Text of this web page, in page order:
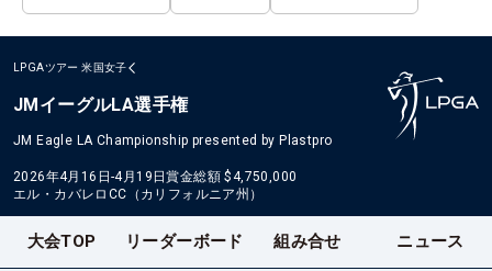
LPGAツアー 米国女子
JMイーグルLA選手権
JM Eagle LA Championship presented by Plastpro
2026年4月16日-4月19日賞金総額 $4,750,000
エル・カバレロCC（カリフォルニア州）
大会TOP リーダーボード 組み合せ ニュース